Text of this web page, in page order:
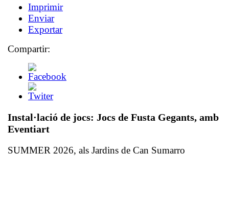
Imprimir
Enviar
Exportar
Compartir:
Instal·lació de jocs: Jocs de Fusta Gegants, amb
Eventiart
SUMMER 2026, als Jardins de Can Sumarro